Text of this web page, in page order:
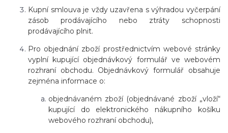
Kupní smlouva je vždy uzavřena s výhradou vyčerpání
zásob prodávajícího nebo ztráty schopnosti
prodávajícího plnit.
Pro objednání zboží prostřednictvím webové stránky
vyplní kupující objednávkový formulář ve webovém
rozhraní obchodu. Objednávkový formulář obsahuje
zejména informace o:
objednávaném zboží (objednávané zboží „vloží“
kupující do elektronického nákupního košíku
webového rozhraní obchodu),